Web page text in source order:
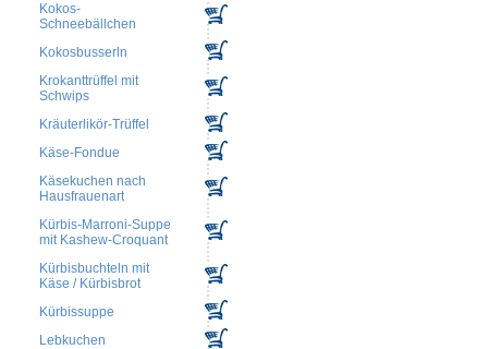
Kokos-
Schneebällchen
Kokosbusserln
Krokanttrüffel mit
Schwips
Kräuterlikör-Trüffel
Käse-Fondue
Käsekuchen nach
Hausfrauenart
Kürbis-Marroni-Suppe
mit Kashew-Croquant
Kürbisbuchteln mit
Käse / Kürbisbrot
Kürbissuppe
Lebkuchen